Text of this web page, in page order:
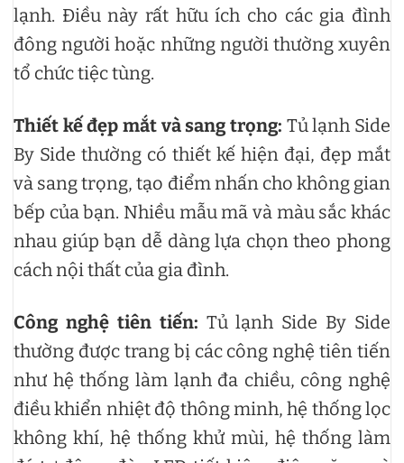
lạnh. Điều này rất hữu ích cho các gia đình
đông người hoặc những người thường xuyên
tổ chức tiệc tùng.
Thiết kế đẹp mắt và sang trọng: Tủ lạnh Side
By Side thường có thiết kế hiện đại, đẹp mắt
và sang trọng, tạo điểm nhấn cho không gian
bếp của bạn. Nhiều mẫu mã và màu sắc khác
nhau giúp bạn dễ dàng lựa chọn theo phong
cách nội thất của gia đình.
Công nghệ tiên tiến: Tủ lạnh Side By Side
thường được trang bị các công nghệ tiên tiến
như hệ thống làm lạnh đa chiều, công nghệ
điều khiển nhiệt độ thông minh, hệ thống lọc
không khí, hệ thống khử mùi, hệ thống làm